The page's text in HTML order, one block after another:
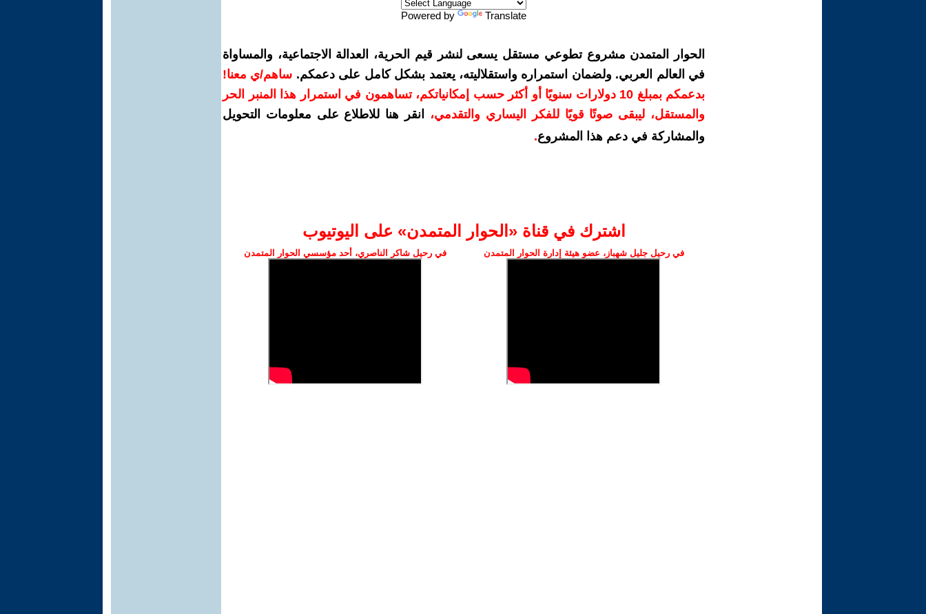
Powered by Translate
الحوار المتمدن مشروع تطوعي مستقل يسعى لنشر قيم الحرية، العدالة الاجتماعية، والمساواة
في العالم العربي. ولضمان استمراره واستقلاليته، يعتمد بشكل كامل على دعمكم. ساهم/ي معنا!
بدعمكم بمبلغ 10 دولارات سنويًا أو أكثر حسب إمكانياتكم، تساهمون في استمرار هذا المنبر الحر
والمستقل، ليبقى صوتًا قويًا للفكر اليساري والتقدمي،
انقر هنا للاطلاع على معلومات التحويل
والمشاركة في دعم هذا المشروع.
اشترك في قناة ‫«الحوار المتمدن» على اليوتيوب
في رحيل جليل شهباز، عضو هيئة إدارة الحوار المتمدن في رحيل شاكر الناصري، أحد مؤسسي الحوار المتمدن